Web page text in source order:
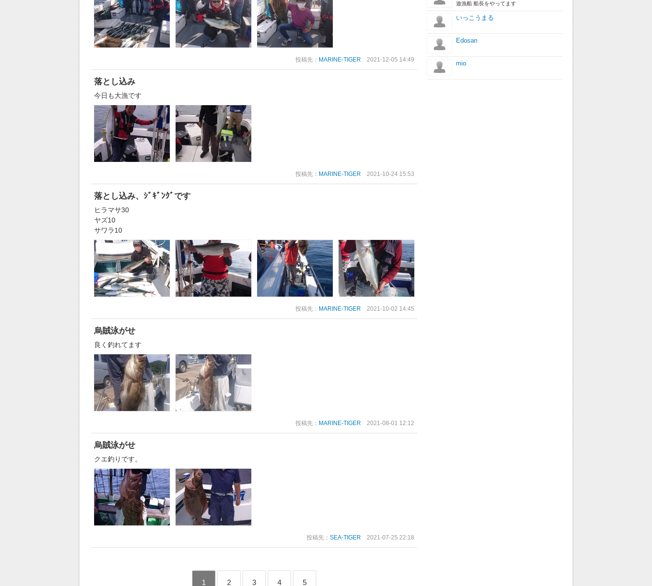
投稿先： MARINE-TIGER 2021-12-05 14:49
落とし込み
今日も大漁です
投稿先： MARINE-TIGER 2021-10-24 15:53
落とし込み、ｼﾞｷﾞﾝｸﾞです
ヒラマサ30
ヤズ10
サワラ10
投稿先： MARINE-TIGER 2021-10-02 14:45
烏賊泳がせ
良く釣れてます
投稿先： MARINE-TIGER 2021-08-01 12:12
烏賊泳がせ
クエ釣りです。
投稿先： SEA-TIGER 2021-07-25 22:18
1 2 3 4 5
遊漁船 船長をやってます
いっこうまる
Edosan
mio